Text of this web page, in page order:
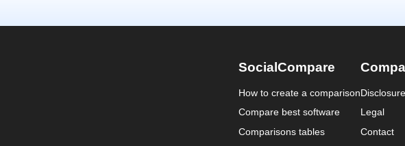
SocialCompare
How to create a comparison
Compare best software
Comparisons tables
Disclosure
Legal
Contact